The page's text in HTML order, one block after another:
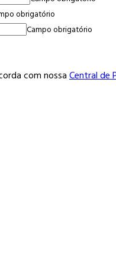
obrigatório
Campo obrigatório
com nossaCentral de